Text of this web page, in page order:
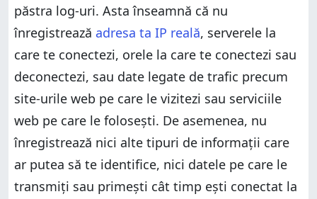
păstra log-uri. Asta înseamnă că nu
înregistrează adresa ta IP reală, serverele la
care te conectezi, orele la care te conectezi sau
deconectezi, sau date legate de trafic precum
site-urile web pe care le vizitezi sau serviciile
web pe care le folosești. De asemenea, nu
înregistrează nici alte tipuri de informații care
ar putea să te identifice, nici datele pe care le
transmiți sau primești cât timp ești conectat la